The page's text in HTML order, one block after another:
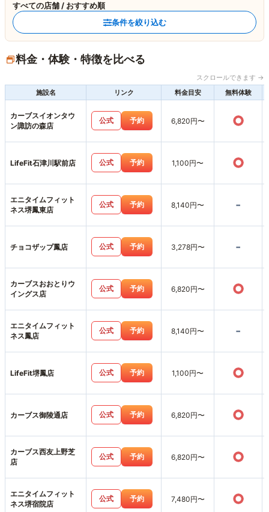
すべての店舗 / おすすめ順
条件を絞り込む
料金・体験・特徴を比べる
スクロールできます →
施設名
リンク 料金目安 無料体験
カーブスイオンタウ
ン諏訪の森店
公式 予約 6,820円〜 ○
LifeFit石津川駅前店 公式 予約 1,100円〜 ○
エニタイムフィット
ネス堺鳳東店
公式 予約 8,140円〜 -
チョコザップ鳳店 公式 予約 3,278円〜 -
カーブスおおとりウ
イングス店
公式 予約 6,820円〜 ○
エニタイムフィット
ネス鳳店
公式 予約 8,140円〜 -
LifeFit堺鳳店 公式 予約 1,100円〜 ○
カーブス御陵通店 公式 予約 6,820円〜 ○
カーブス西友上野芝
店
公式 予約 6,820円〜 ○
エニタイムフィット
ネス堺宿院店
公式 予約 7,480円〜 ○